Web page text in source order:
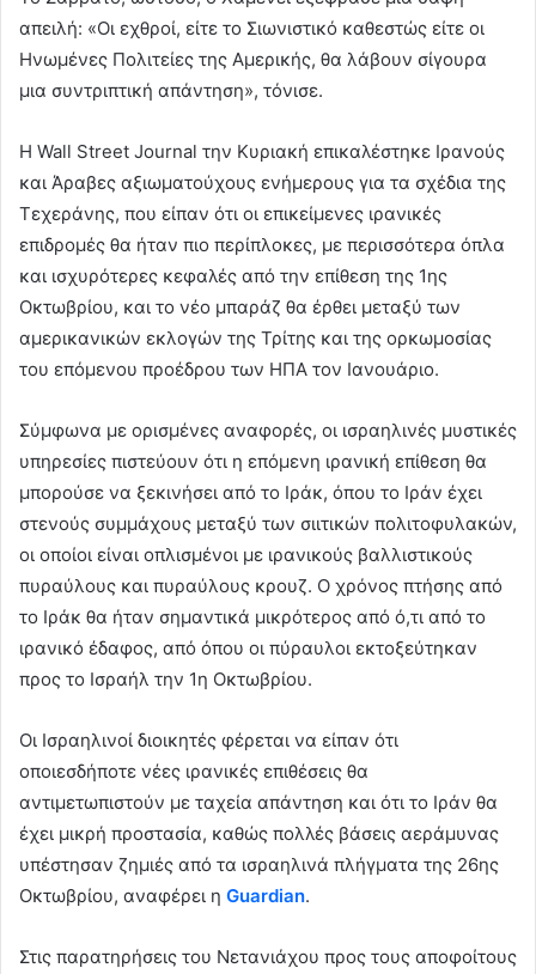
απειλή: «Οι εχθροί, είτε το Σιωνιστικό καθεστώς είτε οι
Ηνωμένες Πολιτείες της Αμερικής, θα λάβουν σίγουρα
μια συντριπτική απάντηση», τόνισε.
Η Wall Street Journal την Κυριακή επικαλέστηκε Ιρανούς
και Άραβες αξιωματούχους ενήμερους για τα σχέδια της
Τεχεράνης, που είπαν ότι οι επικείμενες ιρανικές
επιδρομές θα ήταν πιο περίπλοκες, με περισσότερα όπλα
και ισχυρότερες κεφαλές από την επίθεση της 1ης
Οκτωβρίου, και το νέο μπαράζ θα έρθει μεταξύ των
αμερικανικών εκλογών της Τρίτης και της ορκωμοσίας
του επόμενου προέδρου των ΗΠΑ τον Ιανουάριο.
Σύμφωνα με ορισμένες αναφορές, οι ισραηλινές μυστικές
υπηρεσίες πιστεύουν ότι η επόμενη ιρανική επίθεση θα
μπορούσε να ξεκινήσει από το Ιράκ, όπου το Ιράν έχει
στενούς συμμάχους μεταξύ των σιιτικών πολιτοφυλακών,
οι οποίοι είναι οπλισμένοι με ιρανικούς βαλλιστικούς
πυραύλους και πυραύλους κρουζ. Ο χρόνος πτήσης από
το Ιράκ θα ήταν σημαντικά μικρότερος από ό,τι από το
ιρανικό έδαφος, από όπου οι πύραυλοι εκτοξεύτηκαν
προς το Ισραήλ την 1η Οκτωβρίου.
Οι Ισραηλινοί διοικητές φέρεται να είπαν ότι
οποιεσδήποτε νέες ιρανικές επιθέσεις θα
αντιμετωπιστούν με ταχεία απάντηση και ότι το Ιράν θα
έχει μικρή προστασία, καθώς πολλές βάσεις αεράμυνας
υπέστησαν ζημιές από τα ισραηλινά πλήγματα της 26ης
Οκτωβρίου, αναφέρει η Guardian.
Στις παρατηρήσεις του Νετανιάχου προς τους αποφοίτους